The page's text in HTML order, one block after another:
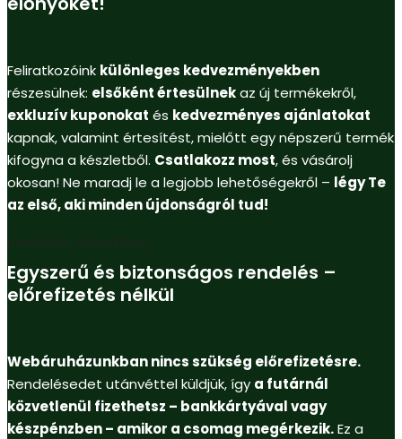
Feliratkozóink különleges kedvezményekben
részesülnek: elsőként értesülnekaz új termékekről,
exkluzív kuponokat és kedvezményes ajánlatokat
kapnak, valamint értesítést, mielőtt egy népszerű termék
kifogyna a készletből. Csatlakozz most, és vásárolj
okosan! Ne maradj le a legjobb lehetőségekről – légy Te
az első, aki minden újdonságról tud!
Egyszerű és biztonságos rendelés –
előrefizetés nélkül
Webáruházunkban nincs szükség előrefizetésre.
Rendelésedet utánvéttel küldjük, így a futárnál
közvetlenül fizethetsz – bankkártyával vagy
készpénzben – amikor a csomag megérkezik.Ez a